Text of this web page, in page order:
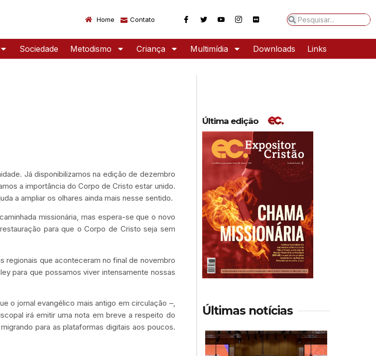
Home Contato
Sociedade Metodismo Criança Multimídia Downloads Links
Já disponibilizamos na edição de dezembro
a importância do Corpo de Cristo estar unido.
a ampliar os olhares ainda mais nesse sentido.
missionária, mas espera-se que o novo
para que o Corpo de Cristo seja sem
regionais que aconteceram no final de novembro
para que possamos viver intensamente nossas
o jornal evangélico mais antigo em circulação –,
irá emitir uma nota em breve a respeito do
para as plataformas digitais aos poucos.
Última edição
Últimas notícias